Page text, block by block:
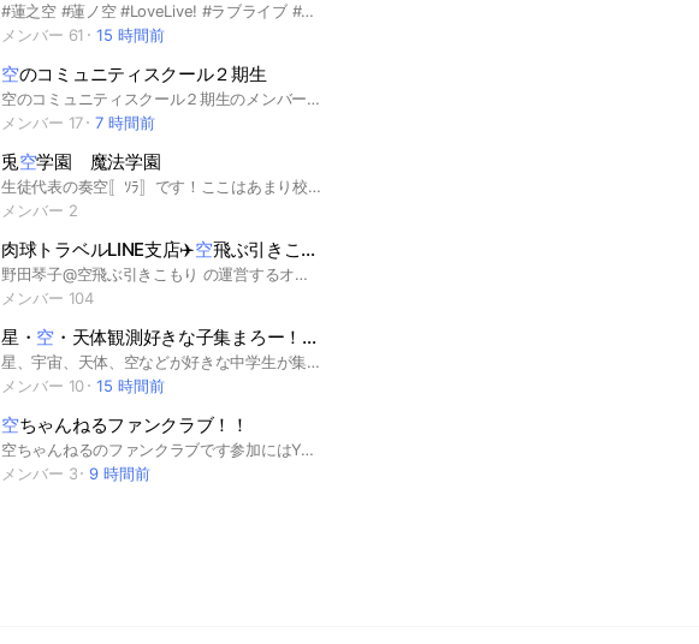
#蓮之空 #蓮ノ空 #LoveLive! #ラブライブ #リンクラ
メンバー 61
15 時間前
空のコミュニティスクール２期生
空のコミュニティスクール２期生のメンバーです♪
メンバー 17
7 時間前
兎空学園 魔法学園
生徒代表の奏空〚ｿﾗ〛です！ここはあまり校則がきつくなく誰でも魔法を勉強出来ます！部活動や委員会、寮生活も出来ます！良かったら入ってみてください！入園心からお待ちしております
メンバー 2
肉球トラベルLINE支店✈️空飛ぶ引きこもり
野田琴子@空飛ぶ引きこもり の運営するオンラインサロン 労働収入に嫌気がさし不労所得研究中！ マイル術とお得な旅情報配信 | 資産運用で豊かな生活を始めよう ▶️ 早く知りたかった得する情報 ▶️ 暗号通貨と為替で資産運用 ▶️ 賢く０円旅行生活 #マイル #0円旅行生活 #海外旅行 #ポイ活 #資産運用
メンバー 104
星・ 空 ・天体観測好きな子集まろー！！小中高生限定！！
星、宇宙、天体、空などが好きな中学生が集まるオプチャです！ その日の天体情報やその日撮った空の写真などいろんなことをどんどん送っちゃってください！！ 即抜けOKです！！ 人を不快にさせることを送った人は強制退会です
メンバー 10
15 時間前
空ちゃんねるファンクラブ！！
空ちゃんねるのファンクラブです参加にはYouTubeのフォローが必要です
メンバー 3
9 時間前